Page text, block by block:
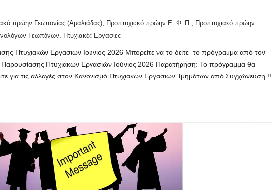
πρώην Γεωπονίας (Αμαλιάδας) Προπτυχιακό πρώην Ε. Φ. Π.
Προπτυχιακό πρώην
Γεωπόνων Πτυχιακές Εργασίες
Πτυχιακών Εργασιών Ιούνιος 2026 Μπορείτε να το δείτε το πρόγραμμα από τον
Πτυχιακών Εργασιών Ιούνιος 2026 Παρατήρηση: Το πρόγραμμα θα
για τις αλλαγές στον Κανονισμό Πτυχιακών Εργασιών Τμημάτων από Συγχώνευση !!